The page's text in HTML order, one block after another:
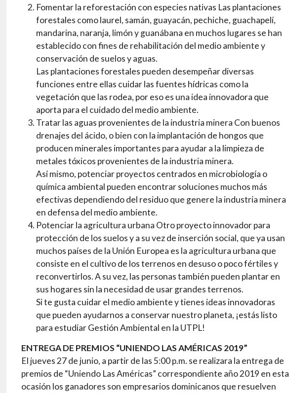
Fomentar la reforestación con especies nativas Las plantaciones
forestales como laurel, samán, guayacán, pechiche, guachapelí,
mandarina, naranja, limón y guanábana en muchos lugares se han
establecido con fines de rehabilitación del medio ambiente y
conservación de suelos y aguas.
Las plantaciones forestales pueden desempeñar diversas
funciones entre ellas cuidar las fuentes hídricas como la
vegetación que las rodea, por eso es una idea innovadora que
aporta para el cuidado del medio ambiente.
Tratar las aguas provenientes de la industria minera Con buenos
drenajes del ácido, o bien con la implantación de hongos que
producen minerales importantes para ayudar a la limpieza de
metales tóxicos provenientes de la industria minera.
Así mismo, potenciar proyectos centrados en microbiología o
química ambiental pueden encontrar soluciones muchos más
efectivas dependiendo del residuo que genere la industria minera
en defensa del medio ambiente.
Potenciar la agricultura urbana Otro proyecto innovador para
protección de los suelos y a su vez de inserción social, que ya usan
muchos países de la Unión Europea es la agricultura urbana que
consiste en el cultivo de los terrenos en desuso o poco fértiles y
reconvertirlos. A su vez, las personas también pueden plantar en
sus hogares sin la necesidad de usar grandes terrenos.
Si te gusta cuidar el medio ambiente y tienes ideas innovadoras
que pueden ayudarnos a conservar nuestro planeta, ¡estás listo
para estudiar Gestión Ambiental en la UTPL!
ENTREGA DE PREMIOS “UNIENDO LAS AMÉRICAS 2019”
El jueves 27 de junio, a partir de las 5:00 p.m. se realizara la entrega de
premios de “Uniendo Las Américas” correspondiente año 2019 en esta
ocasión los ganadores son empresarios dominicanos que resuelven